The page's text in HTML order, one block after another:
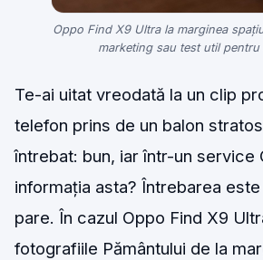
Oppo Find X9 Ultra la marginea
marketing sau test util pentru
Te-ai uitat vreodată la un clip
telefon prins de un balon
întrebat: bun, iar într-un service
informația asta? Întrebarea
pare. În cazul Oppo Find X9
fotografiile Pământului de la